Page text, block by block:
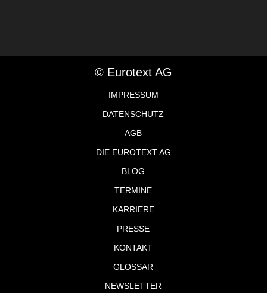
© Eurotext AG
IMPRESSUM
DATENSCHUTZ
AGB
DIE EUROTEXT AG
BLOG
TERMINE
KARRIERE
PRESSE
KONTAKT
GLOSSAR
NEWSLETTER